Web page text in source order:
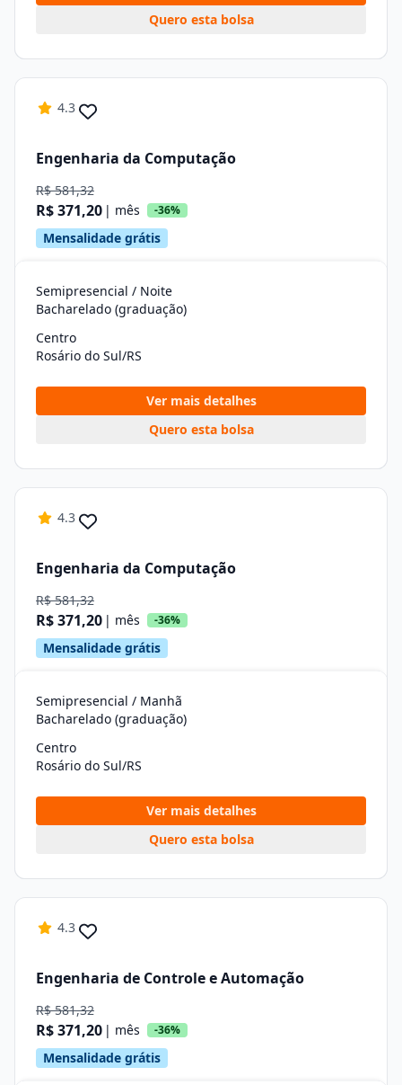
Quero esta bolsa
4.3
Engenharia da Computação
R$ 581,32
R$ 371,20 | mês -36%
Mensalidade grátis
Semipresencial / Noite
Bacharelado (graduação)
Centro
Rosário do Sul/RS
Ver mais detalhes
Quero esta bolsa
4.3
Engenharia da Computação
R$ 581,32
R$ 371,20 | mês -36%
Mensalidade grátis
Semipresencial / Manhã
Bacharelado (graduação)
Centro
Rosário do Sul/RS
Ver mais detalhes
Quero esta bolsa
4.3
Engenharia de Controle e Automação
R$ 581,32
R$ 371,20 | mês -36%
Mensalidade grátis